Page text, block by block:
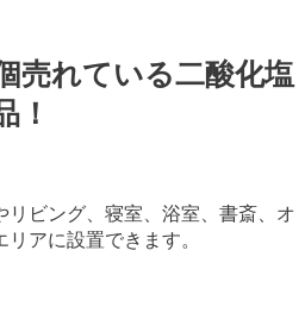
売れている二酸化塩
！
ビング、寝室、浴室、書斎、オ
アに設置できます。